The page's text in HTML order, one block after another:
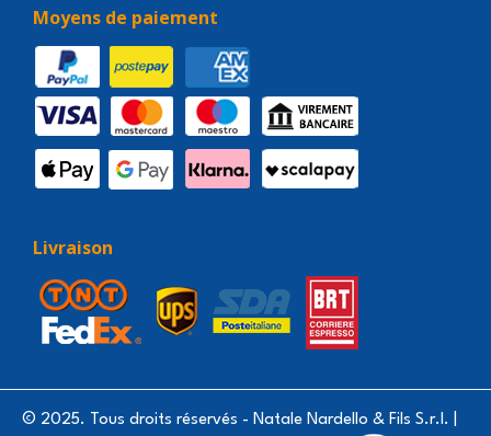
Moyens de paiement
Livraison
© 2025. Tous droits réservés - Natale Nardello & Fils S.r.l. |